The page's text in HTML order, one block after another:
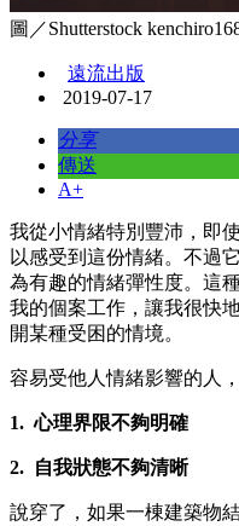
圖／Shutterstock
遠流出版
2019-07-17
分享
傳送
A+
我從小情緒特別豐沛，即
以感受到這份情緒。不過
為有趣的情緒彈性度。這
我的個案工作，讓我很快
開某種受困的情境。
容易受他人情緒影響的人
1.心理界限不夠明確
2. 自我狀態不夠清晰
說穿了，如果一棟建築物